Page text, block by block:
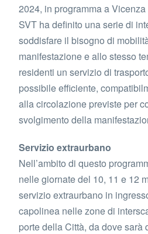
2024, in programma a
SVT ha definito una serie di
soddisfare il bisogno di
manifestazione e allo stesso
residenti un servizio di
possibile efficiente,
alla circolazione previste per
svolgimento della
Servizio extraurbano
Nell’ambito di questo
nelle giornate del 10, 11 e 12
servizio extraurbano in
capolinea nelle zone di
porte della Città, da dove sarà